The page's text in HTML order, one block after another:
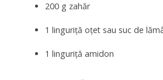
200 g zahăr
1 linguriță oțet sau suc de
1 linguriță amidon